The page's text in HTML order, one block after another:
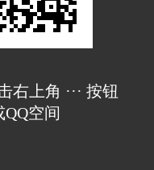
右上角 ··· 按钮
空间